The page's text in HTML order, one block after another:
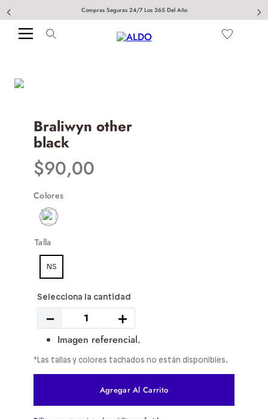
Compras Seguras 24/7 Los 365 Del Año
Braliwyn other
black
$90,00
Colores
Talla
NS
＋
－
Imagen referencial.
*Las tallas y colores tachados no están disponibles.
Agregar Al Carrito